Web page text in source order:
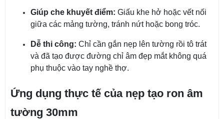
Giúp che khuyết điểm: Giấu khe hở hoặc vết nối
giữa các mảng tường, tránh nứt hoặc bong tróc.
Dễ thi công: Chỉ cần gắn nẹp lên tường rồi tô trát
và đã tạo được đường chỉ âm đẹp mắt không quá
phụ thuộc vào tay nghề thợ.
Ứng dụng thực tế của nẹp tạo ron âm
tường 30mm